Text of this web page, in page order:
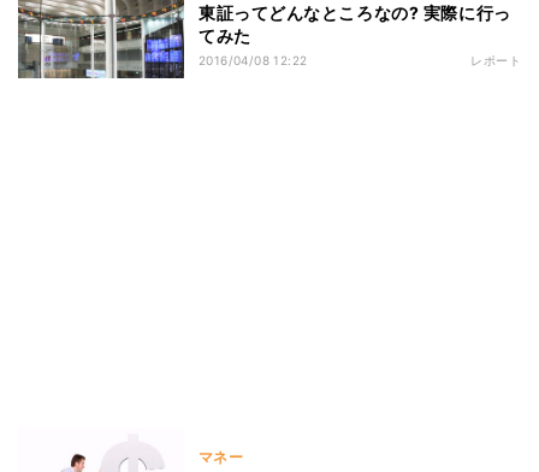
東証ってどんなところなの? 実際に行っ
てみた
2016/04/08 12:22 レポート
マネー